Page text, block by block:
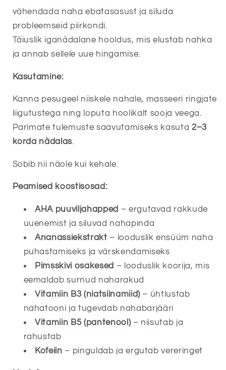
vähendada naha ebatasasust ja siluda
probleemseid piirkondi.
Täiuslik iganädalane hooldus, mis elustab nahka
ja annab sellele uue hingamise.
Kasutamine:
Kanna pesugeel niiskele nahale, masseeri ringjate
liigutustega ning loputa hoolikalt sooja veega.
Parimate tulemuste saavutamiseks kasuta 2–3
korda nädalas.
Sobib nii näole kui kehale.
Peamised koostisosad:
AHA puuviljahapped – ergutavad rakkude
uuenemist ja siluvad nahapinda
Ananassiekstrakt – looduslik ensüüm naha
puhastamiseks ja värskendamiseks
Pimsskivi osakesed – looduslik koorija, mis
eemaldab surnud naharakud
Vitamiin B3 (niatsiinamiid)– ühtlustab
nahatooni ja tugevdab nahabarjääri
Vitamiin B5 (pantenool)– niisutab ja
rahustab
Kofeiin – pinguldab ja ergutab vereringet